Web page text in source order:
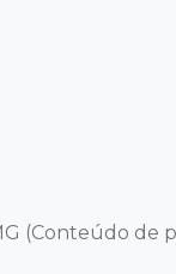
(Conteúdo de